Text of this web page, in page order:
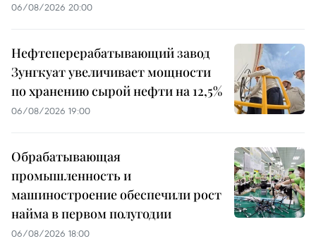
06/08/2026 20:00
Нефтеперерабатывающий завод
Зунгкуат увеличивает мощности
по хранению сырой нефти на 12,5%
06/08/2026 19:00
Обрабатывающая
промышленность и
машиностроение обеспечили рост
найма в первом полугодии
06/08/2026 18:00